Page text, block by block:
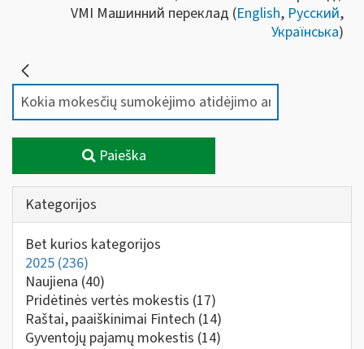
VMI Машинний переклад (English, Русский,
Українська)
Paieška
Kategorijos
Bet kurios kategorijos
2025 (236)
Naujiena (40)
Pridėtinės vertės mokestis (17)
Raštai, paaiškinimai Fintech (14)
Gyventojų pajamų mokestis (14)